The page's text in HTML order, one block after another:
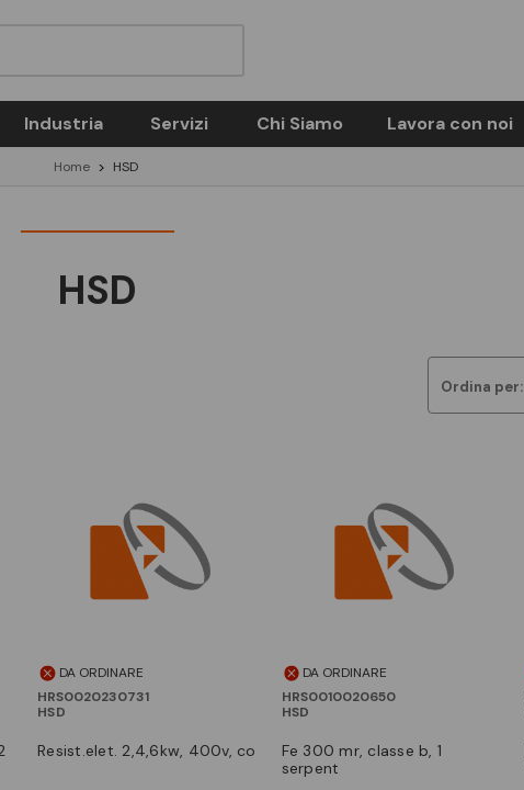
Industria Servizi Chi Siamo Lavora con noi
Home HSD
HSD
Ordina per:
DA ORDINARE
HRS0020230731
HSD
resist.elet. 2,4,6kw, 400v, co
DA ORDINARE
HRS0010020650
HSD
fe 300 mr, classe b, 1
serpentVedi prodotto